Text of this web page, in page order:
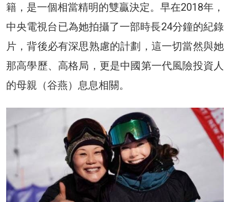
籍，是一個相當精明的雙贏決定。早在2018年，
中央電視台已為她拍攝了一部時長24分鐘的紀錄
片，背後必有深思熟慮的計劃，這一切當然與她
那高學歷、高格局，更是中國第一代風險投資人
的母親（谷燕）息息相關。